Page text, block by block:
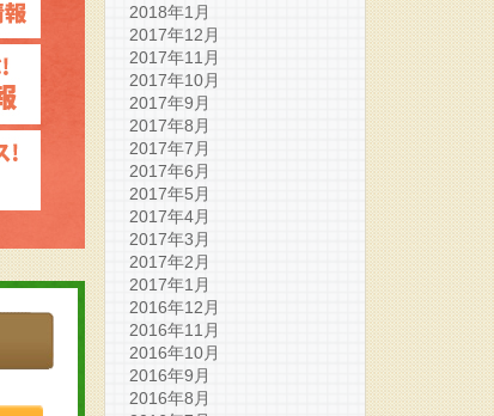
2018年1月
2017年12月
2017年11月
2017年10月
2017年9月
2017年8月
2017年7月
2017年6月
2017年5月
2017年4月
2017年3月
2017年2月
2017年1月
2016年12月
2016年11月
2016年10月
2016年9月
2016年8月